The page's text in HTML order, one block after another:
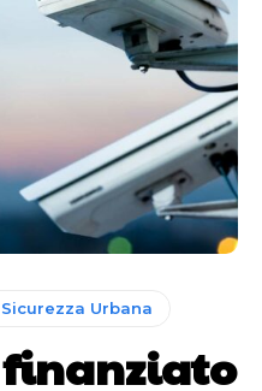
Urbana
finanziato